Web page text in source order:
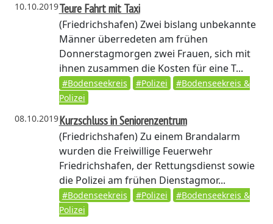
10.10.2019Teure Fahrt mit Taxi
(Friedrichshafen)Zwei bislang unbekannte
Männer überredeten am frühen
Donnerstagmorgen zwei Frauen, sich mit
ihnen zusammen die Kosten für eine T...
#Bodenseekreis #Polizei
#Bodenseekreis &
Polizei
08.10.2019Kurzschluss in Seniorenzentrum
(Friedrichshafen)Zu einem Brandalarm
wurden die Freiwillige Feuerwehr
Friedrichshafen, der Rettungsdienst sowie
die Polizei am frühen Dienstagmor...
#Bodenseekreis #Polizei
#Bodenseekreis &
Polizei